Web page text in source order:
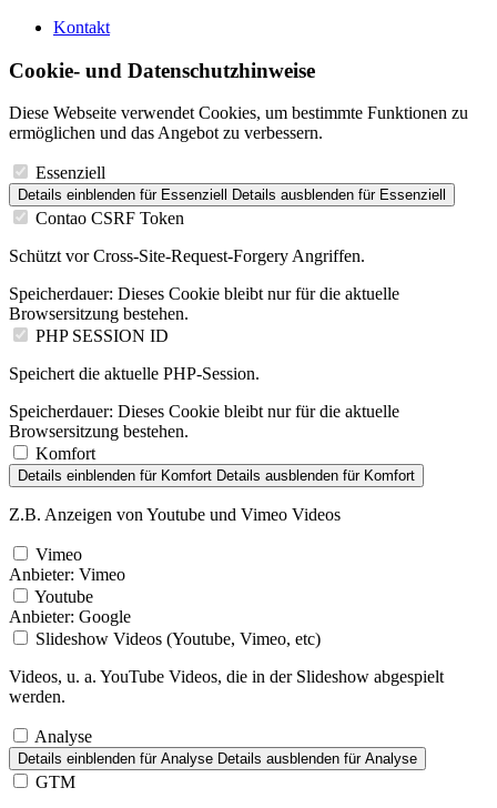
Kontakt
Cookie- und Datenschutzhinweise
Diese Webseite verwendet Cookies, um bestimmte Funktionen zu
ermöglichen und das Angebot zu verbessern.
Essenziell
Details einblenden für Essenziell Details ausblenden für Essenziell
Contao CSRF Token
Schützt vor Cross-Site-Request-Forgery Angriffen.
Speicherdauer: Dieses Cookie bleibt nur für die aktuelle
Browsersitzung bestehen.
PHP SESSION ID
Speichert die aktuelle PHP-Session.
Speicherdauer: Dieses Cookie bleibt nur für die aktuelle
Browsersitzung bestehen.
Komfort
Details einblenden für Komfort Details ausblenden für Komfort
Z.B. Anzeigen von Youtube und Vimeo Videos
Vimeo
Anbieter: Vimeo
Youtube
Anbieter: Google
Slideshow Videos (Youtube, Vimeo, etc)
Videos, u. a. YouTube Videos, die in der Slideshow abgespielt
werden.
Analyse
Details einblenden für Analyse Details ausblenden für Analyse
GTM